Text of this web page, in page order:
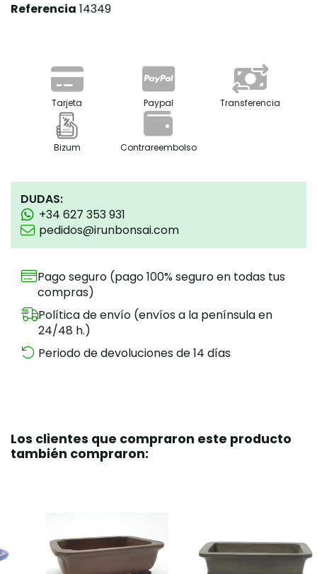
Referencia 14349
Tarjeta Paypal Transferencia
Bizum Contrareembolso
DUDAS:
+34 627 353 931
pedidos@irunbonsai.com
Pago seguro (pago 100% seguro en todas tus
compras)
Política de envío (envíos a la península en
24/48 h.)
Periodo de devoluciones de 14 días
Los clientes que compraron este producto
también compraron: